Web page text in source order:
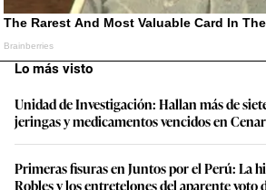
Lo más visto
Unidad de Investigación: Hallan más de
jeringas y medicamentos vencidos en
Primeras fisuras en Juntos por el Perú: La
Robles y los entretelones del aparente voto